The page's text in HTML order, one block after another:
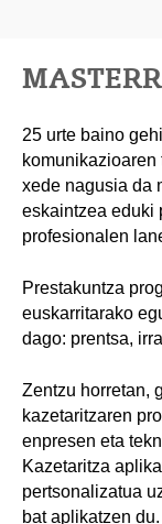
25 urte baino
xede nagusia da
eskaintzea eduki
profesionalen
Prestakuntza
euskarritarako
dago: prentsa,
Zentzu horretan,
kazetaritzaren
enpresen eta
Kazetaritza
pertsonalizatua
bat aplikatzen